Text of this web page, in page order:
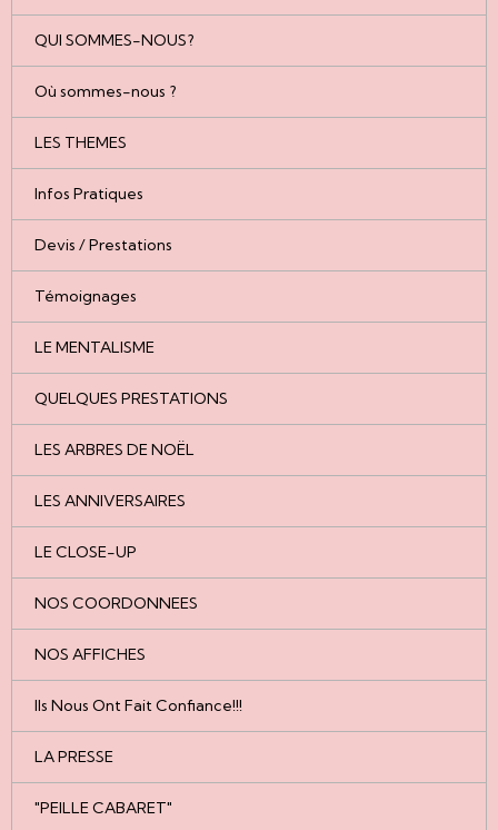
QUI SOMMES-NOUS?
Où sommes-nous ?
LES THEMES
Infos Pratiques
Devis / Prestations
Témoignages
LE MENTALISME
QUELQUES PRESTATIONS
LES ARBRES DE NOËL
LES ANNIVERSAIRES
LE CLOSE-UP
NOS COORDONNEES
NOS AFFICHES
Ils Nous Ont Fait Confiance!!!
LA PRESSE
"PEILLE CABARET"